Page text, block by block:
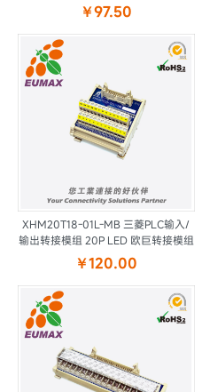
￥97.50
XHM20T18-01L-MB 三菱PLC输入/
输出转接模组 20P LED 欧巨转接模组
￥120.00